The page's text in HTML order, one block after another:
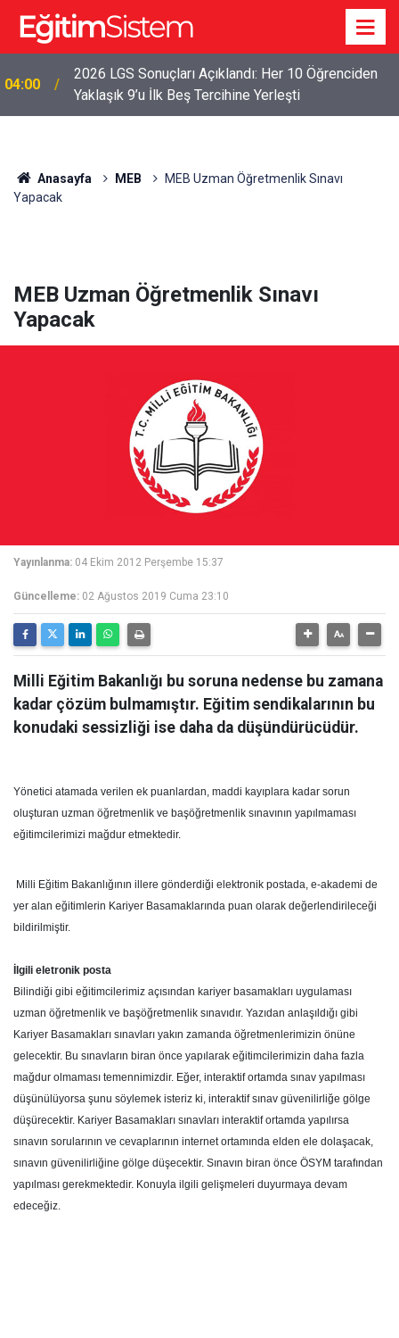
04:00
2026 LGS Sonuçları Açıklandı: Her 10 Öğrenciden
Yaklaşık 9’u İlk Beş Tercihine Yerleşti
Anasayfa MEB
MEB Uzman Öğretmenlik Sınavı
Yapacak
MEB Uzman Öğretmenlik Sınavı
Yapacak
Yayınlanma: 04 Ekim 2012 Perşembe 15:37
Güncelleme: 02 Ağustos 2019 Cuma 23:10
Milli Eğitim Bakanlığı bu soruna nedense bu zamana
kadar çözüm bulmamıştır. Eğitim sendikalarının bu
konudaki sessizliği ise daha da düşündürücüdür.
Yönetici atamada verilen ek puanlardan, maddi kayıplara kadar sorun
oluşturan uzman öğretmenlik ve başöğretmenlik sınavının yapılmaması
eğitimcilerimizi mağdur etmektedir.
Milli Eğitim Bakanlığının illere gönderdiği elektronik postada, e-akademi de
yer alan eğitimlerin Kariyer Basamaklarında puan olarak değerlendirileceği
bildirilmiştir.
İlgili eletronik posta
Bilindiği gibi eğitimcilerimiz açısından kariyer basamakları uygulaması
uzman öğretmenlik ve başöğretmenlik sınavıdır. Yazıdan anlaşıldığı gibi
Kariyer Basamakları sınavları yakın zamanda öğretmenlerimizin önüne
gelecektir. Bu sınavların biran önce yapılarak eğitimcilerimizin daha fazla
mağdur olmaması temennimizdir. Eğer, interaktif ortamda sınav yapılması
düşünülüyorsa şunu söylemek isteriz ki, interaktif sınav güvenilirliğe gölge
düşürecektir. Kariyer Basamakları sınavları interaktif ortamda yapılırsa
sınavın sorularının ve cevaplarının internet ortamında elden ele dolaşacak,
sınavın güvenilirliğine gölge düşecektir. Sınavın biran önce ÖSYM tarafından
yapılması gerekmektedir. Konuyla ilgili gelişmeleri duyurmaya devam
edeceğiz.